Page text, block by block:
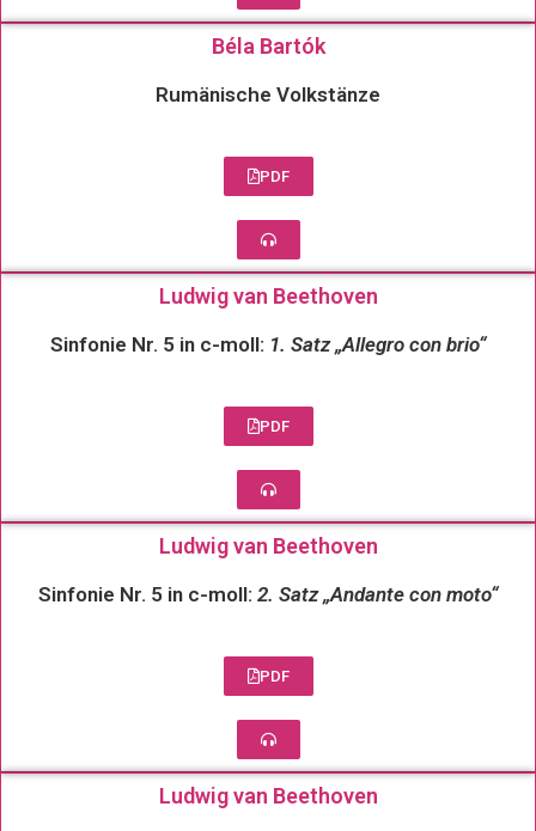
Béla Bartók
Rumänische Volkstänze
PDF
Ludwig van Beethoven
Sinfonie Nr. 5 in c-moll: 1. Satz „Allegro con brio“
PDF
Ludwig van Beethoven
Sinfonie Nr. 5 in c-moll: 2. Satz „Andante con moto“
PDF
Ludwig van Beethoven